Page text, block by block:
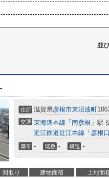
並
住所 滋賀県彦根市東沼波町
交通 東海道本線 「 南彦根 」駅
近江鉄道近江本線 「 彦根口
築年 - 階数 - 構造 -
間取り 建物面積 土地面